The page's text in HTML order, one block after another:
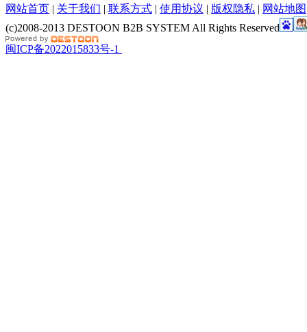
网站首页 | 关于我们 | 联系方式 | 使用协议 | 版权隐私 | 网站地图
(c)2008-2013 DESTOON B2B SYSTEM All Rights Reserved
闽ICP备2022015833号-1